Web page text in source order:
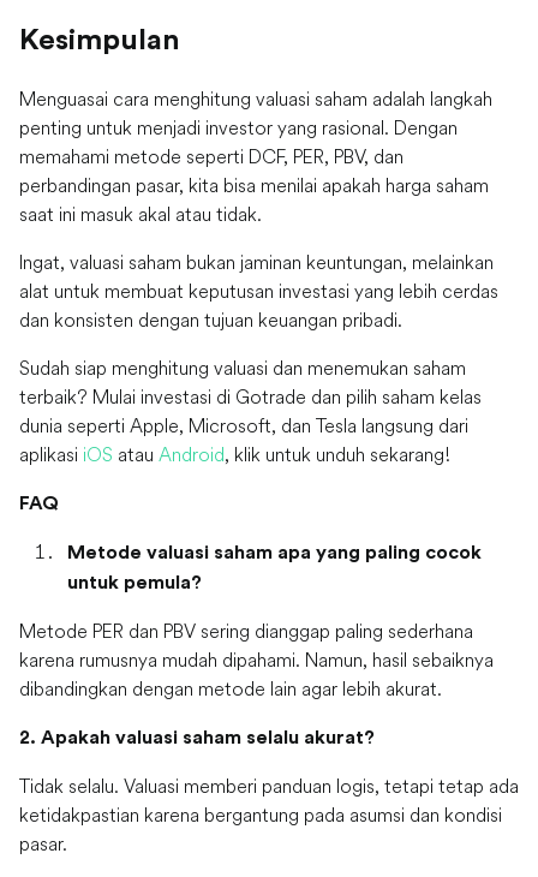
Kesimpulan
Menguasai cara menghitung valuasi saham adalah langkah
penting untuk menjadi investor yang rasional. Dengan
memahami metode seperti DCF, PER, PBV, dan
perbandingan pasar, kita bisa menilai apakah harga saham
saat ini masuk akal atau tidak.
Ingat, valuasi saham bukan jaminan keuntungan, melainkan
alat untuk membuat keputusan investasi yang lebih cerdas
dan konsisten dengan tujuan keuangan pribadi.
Sudah siap menghitung valuasi dan menemukan saham
terbaik? Mulai investasi di Gotrade dan pilih saham kelas
dunia seperti Apple, Microsoft, dan Tesla langsung dari
aplikasi iOS atau Android, klik untuk unduh sekarang!
FAQ
Metode valuasi saham apa yang paling cocok
untuk pemula?
Metode PER dan PBV sering dianggap paling sederhana
karena rumusnya mudah dipahami. Namun, hasil sebaiknya
dibandingkan dengan metode lain agar lebih akurat.
2. Apakah valuasi saham selalu akurat?
Tidak selalu. Valuasi memberi panduan logis, tetapi tetap ada
ketidakpastian karena bergantung pada asumsi dan kondisi
pasar.